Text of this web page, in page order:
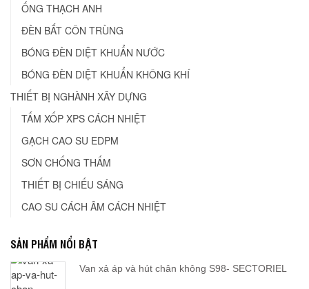
ỐNG THẠCH ANH
ĐÈN BẮT CÔN TRÙNG
BÓNG ĐÈN DIỆT KHUẨN NƯỚC
BÓNG ĐÈN DIỆT KHUẨN KHÔNG KHÍ
THIẾT BỊ NGHÀNH XÂY DỰNG
TẤM XỐP XPS CÁCH NHIỆT
GẠCH CAO SU EDPM
SƠN CHỐNG THẤM
THIẾT BỊ CHIẾU SÁNG
CAO SU CÁCH ÂM CÁCH NHIỆT
SẢN PHẨM NỔI BẬT
Van xả áp và hút chân không S98- SECTORIEL